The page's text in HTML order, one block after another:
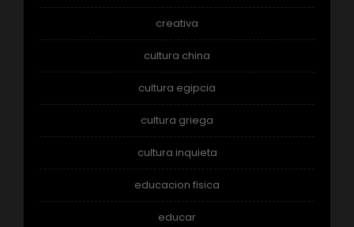
creativa
cultura china
cultura egipcia
cultura griega
cultura inquieta
educacion fisica
educar